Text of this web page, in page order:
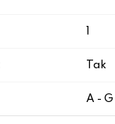
Tak
A - G